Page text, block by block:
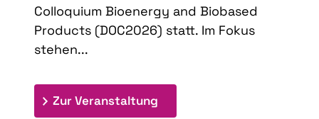
Colloquium Bioenergy and Biobased
Products (DOC2026) statt. Im Fokus
stehen...
Zur Veranstaltung